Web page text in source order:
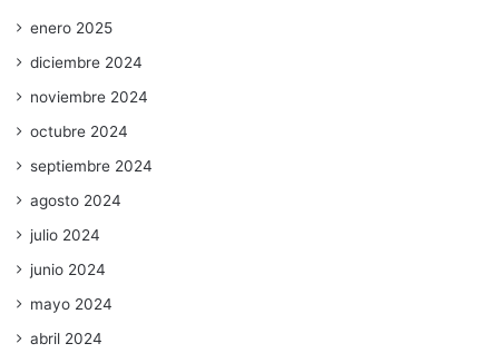
enero 2025
diciembre 2024
noviembre 2024
octubre 2024
septiembre 2024
agosto 2024
julio 2024
junio 2024
mayo 2024
abril 2024